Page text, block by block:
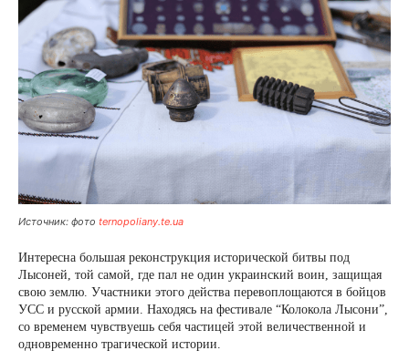
Источник: фото ternopoliany.te.ua
Интересна большая реконструкция исторической битвы под
Лысоней, той самой, где пал не один украинский воин, защищая
свою землю. Участники этого действа перевоплощаются в бойцов
УСС и русской армии. Находясь на фестивале “Колокола Лысони”,
со временем чувствуешь себя частицей этой величественной и
одновременно трагической истории.